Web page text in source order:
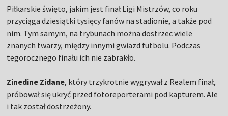
Piłkarskie święto, jakim jest finał Ligi Mistrzów, co roku
przyciąga dziesiątki tysięcy fanów na stadionie, a także pod
nim. Tym samym, na trybunach można dostrzec wiele
znanych twarzy, między innymi gwiazd futbolu. Podczas
tegorocznego finału ich nie zabrakło.
Zinedine Zidane, który trzykrotnie wygrywał z Realem finał,
próbował się ukryć przed fotoreporterami pod kapturem. Ale
i tak został dostrzeżony.